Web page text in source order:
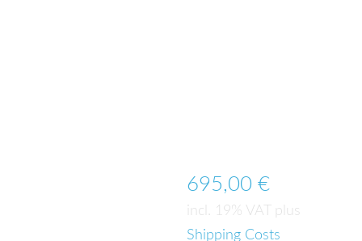
695,00€
incl. 19% VAT
plus
Shipping Costs